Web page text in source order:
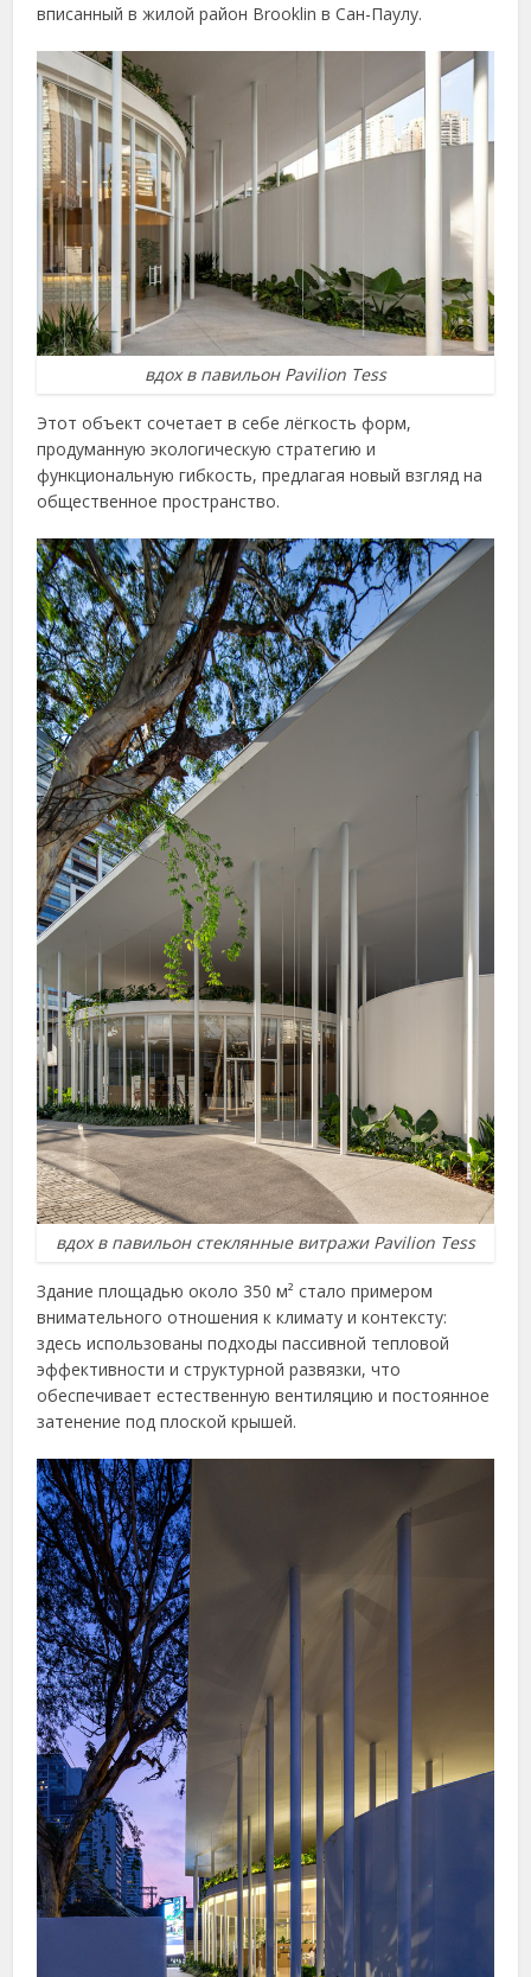
вписанный в жилой район Brooklin в Сан-Паулу.
вдох в павильон Pavilion Tess
Этот объект сочетает в себе лёгкость форм,
продуманную экологическую стратегию и
функциональную гибкость, предлагая новый взгляд на
общественное пространство.
вдох в павильон стеклянные витражи Pavilion Tess
Здание площадью около 350 м² стало примером
внимательного отношения к климату и контексту:
здесь использованы подходы пассивной тепловой
эффективности и структурной развязки, что
обеспечивает естественную вентиляцию и постоянное
затенение под плоской крышей.